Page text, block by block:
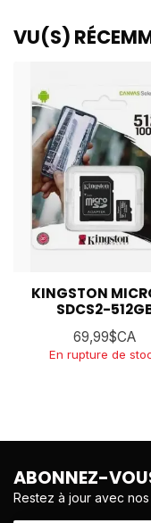
VU(S)
KINGSTON
SDCS2-
69,99$CA
En rupture de
ABONNEZ-
Restez à jour avec